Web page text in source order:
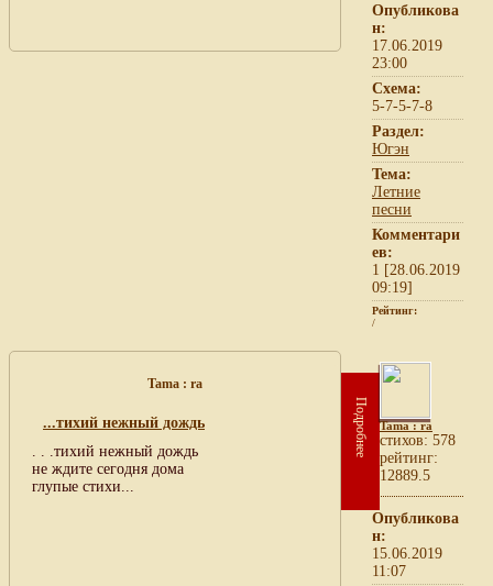
Опубликова
н:
17.06.2019
23:00
Схема:
5-7-5-7-8
Раздел:
Югэн
Тема:
Летние
песни
Комментари
ев:
1 [28.06.2019
09:19]
Рейтинг:
/
Tama : ra
...тихий нежный дождь
. . .тихий нежный дождь
не ждите сегодня дома
глупые стихи...
Подробнее Tama : ra
cтихов: 578
рейтинг:
12889.5
Опубликова
н:
15.06.2019
11:07